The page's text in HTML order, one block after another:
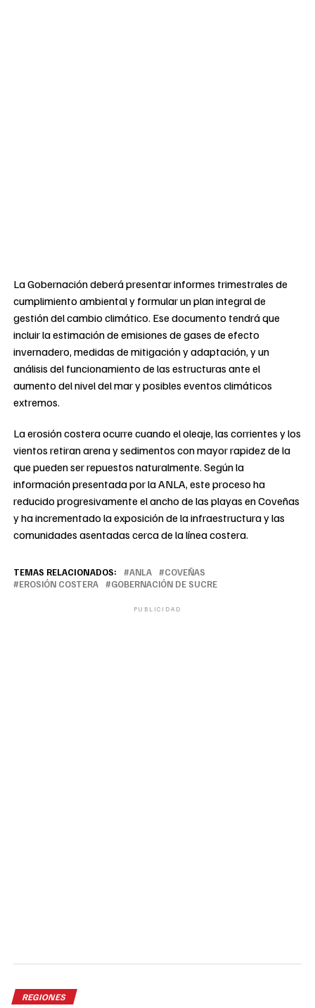
La Gobernación deberá presentar informes trimestrales de
cumplimiento ambiental y formular un plan integral de
gestión del cambio climático. Ese documento tendrá que
incluir la estimación de emisiones de gases de efecto
invernadero, medidas de mitigación y adaptación, y un
análisis del funcionamiento de las estructuras ante el
aumento del nivel del mar y posibles eventos climáticos
extremos.
La erosión costera ocurre cuando el oleaje, las corrientes y los
vientos retiran arena y sedimentos con mayor rapidez de la
que pueden ser repuestos naturalmente. Según la
información presentada por la ANLA, este proceso ha
reducido progresivamente el ancho de las playas en Coveñas
y ha incrementado la exposición de la infraestructura y las
comunidades asentadas cerca de la línea costera.
TEMAS RELACIONADOS: ANLA
COVEÑAS
EROSIÓN COSTERA
GOBERNACIÓN DE SUCRE
PUBLICIDAD
REGIONES